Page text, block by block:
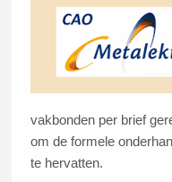
vakbonden per brief
om de formele
te hervatten.